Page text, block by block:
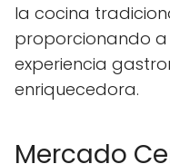
la cocina
proporcionando a
experiencia
enriquecedora.
Mercado